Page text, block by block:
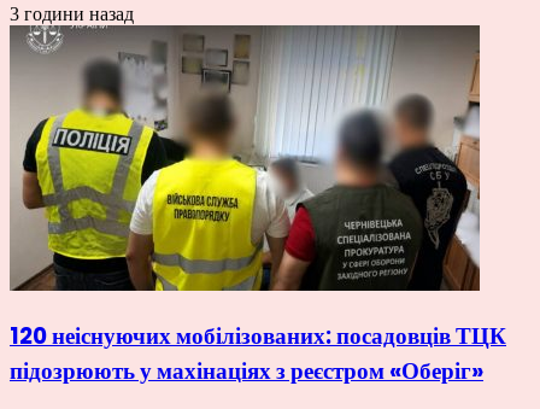
3 години назад
120 неіснуючих мобілізованих: посадовців ТЦК
підозрюють у махінаціях з реєстром «Оберіг»